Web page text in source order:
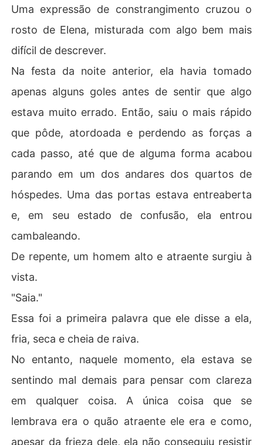
ela se parecia tanto com Elena?"
Uma expressão de constrangimento cruzou o
rosto de Elena, misturada com algo bem mais
difícil de descrever.
Na festa da noite anterior, ela havia tomado
apenas alguns goles antes de sentir que algo
estava muito errado. Então, saiu o mais rápido
que pôde, atordoada e perdendo as forças a
cada passo, até que de alguma forma acabou
parando em um dos andares dos quartos de
hóspedes. Uma das portas estava entreaberta
e, em seu estado de confusão, ela entrou
cambaleando.
De repente, um homem alto e atraente surgiu à
vista.
"Saia."
Essa foi a primeira palavra que ele disse a ela,
fria, seca e cheia de raiva.
No entanto, naquele momento, ela estava se
sentindo mal demais para pensar com clareza
em qualquer coisa. A única coisa que se
lembrava era o quão atraente ele era e como,
apesar da frieza dele, ela não conseguiu resistir